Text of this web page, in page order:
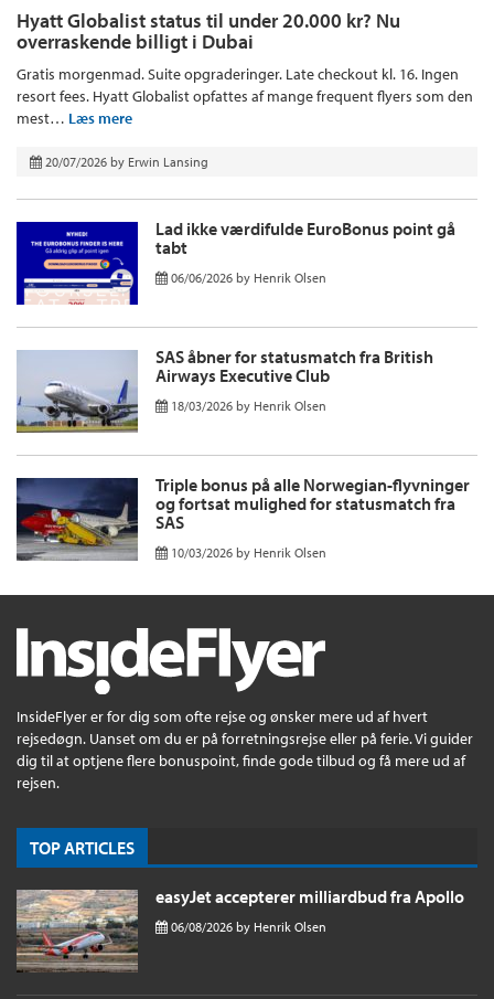
Hyatt Globalist status til under 20.000 kr? Nu
overraskende billigt i Dubai
Gratis morgenmad. Suite opgraderinger. Late checkout kl. 16. Ingen
resort fees. Hyatt Globalist opfattes af mange frequent flyers som den
mest… Læs mere
20/07/2026 by Erwin Lansing
Lad ikke værdifulde EuroBonus point gå
tabt
06/06/2026 by Henrik Olsen
SAS åbner for statusmatch fra British
Airways Executive Club
18/03/2026 by Henrik Olsen
Triple bonus på alle Norwegian-flyvninger
og fortsat mulighed for statusmatch fra
SAS
10/03/2026 by Henrik Olsen
InsideFlyer er for dig som ofte rejse og ønsker mere ud af hvert
rejsedøgn. Uanset om du er på forretningsrejse eller på ferie. Vi guider
dig til at optjene flere bonuspoint, finde gode tilbud og få mere ud af
rejsen.
TOP ARTICLES
easyJet accepterer milliardbud fra Apollo
06/08/2026 by Henrik Olsen